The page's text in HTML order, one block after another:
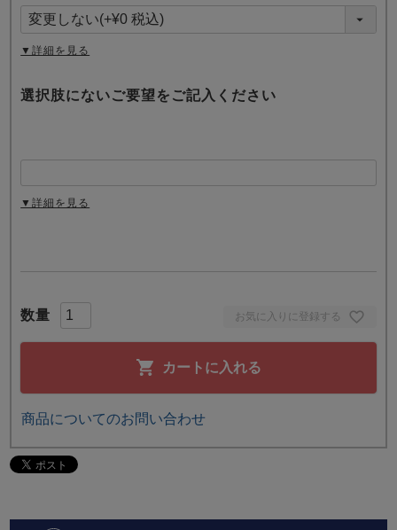
お気に入りに登録する
カートに入れる
須
)
▼詳細を見る
選択肢にないご要望をご記入ください
▼詳細を見る
商品についてのお問い合わせ